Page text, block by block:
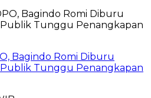
Bagindo Romi Diburu
Publik Tunggu Penangkapan